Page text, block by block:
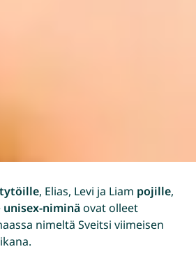
tytöille, Elias, Levi ja Liam pojille,
unisex-niminäovat olleet
nimeltä Sveitsi viimeisen